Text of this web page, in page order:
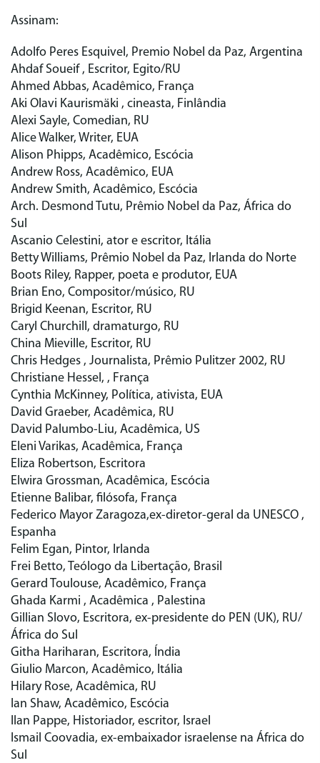
Assinam:
Adolfo Peres Esquivel, Premio Nobel da Paz, Argentina
Ahdaf Soueif , Escritor, Egito/RU
Ahmed Abbas, Acadêmico, França
Aki Olavi Kaurismäki , cineasta, Finlândia
Alexi Sayle, Comedian, RU
Alice Walker, Writer, EUA
Alison Phipps, Acadêmico, Escócia
Andrew Ross, Acadêmico, EUA
Andrew Smith, Acadêmico, Escócia
Arch. Desmond Tutu, Prêmio Nobel da Paz, África do
Sul
Ascanio Celestini, ator e escritor, Itália
Betty Williams, Prêmio Nobel da Paz, Irlanda do Norte
Boots Riley, Rapper, poeta e produtor, EUA
Brian Eno, Compositor/músico, RU
Brigid Keenan, Escritor, RU
Caryl Churchill, dramaturgo, RU
China Mieville, Escritor, RU
Chris Hedges , Journalista, Prêmio Pulitzer 2002, RU
Christiane Hessel, , França
Cynthia McKinney, Política, ativista, EUA
David Graeber, Acadêmica, RU
David Palumbo-Liu, Acadêmica, US
Eleni Varikas, Acadêmica, França
Eliza Robertson, Escritora
Elwira Grossman, Acadêmica, Escócia
Etienne Balibar, filósofa, França
Federico Mayor Zaragoza,ex-diretor-geral da UNESCO ,
Espanha
Felim Egan, Pintor, Irlanda
Frei Betto, Teólogo da Libertação, Brasil
Gerard Toulouse, Acadêmico, França
Ghada Karmi , Acadêmica , Palestina
Gillian Slovo, Escritora, ex-presidente do PEN (UK), RU/
África do Sul
Githa Hariharan, Escritora, Índia
Giulio Marcon, Acadêmico, Itália
Hilary Rose, Acadêmica, RU
Ian Shaw, Acadêmico, Escócia
Ilan Pappe, Historiador, escritor, Israel
Ismail Coovadia, ex-embaixador israelense na África do
Sul